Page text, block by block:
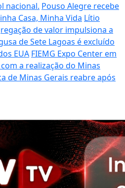
nacional. Pouso Alegre recebe
Casa, Minha Vida Lítio
de valor impulsiona a
de Sete Lagoas é excluído
EUA FIEMG Expo Center em
a realização do Minas
de Minas Gerais reabre após